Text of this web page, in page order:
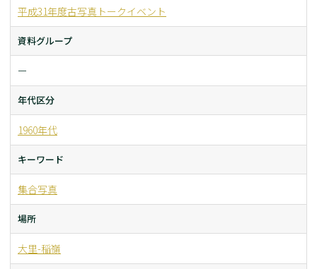
平成31年度古写真トークイベント
資料グループ
ー
年代区分
1960年代
キーワード
集合写真
場所
大里-稲嶺